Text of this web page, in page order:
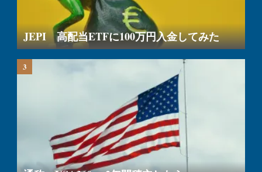
JEPI 高配当ETFに100万円入金してみた